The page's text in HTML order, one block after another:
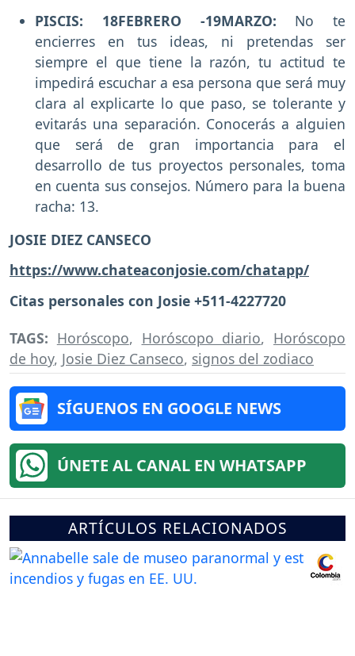
PISCIS: 18FEBRERO -19MARZO: No te
encierres en tus ideas, ni pretendas ser
siempre el que tiene la razón, tu actitud te
impedirá escuchar a esa persona que será muy
clara al explicarte lo que paso, se tolerante y
evitarás una separación. Conocerás a alguien
que será de gran importancia para el
desarrollo de tus proyectos personales, toma
en cuenta sus consejos. Número para la buena
racha: 13.
JOSIE DIEZ CANSECO
https://www.chateaconjosie.com/chatapp/
Citas personales con Josie +511-4227720
TAGS: Horóscopo, Horóscopo diario, Horóscopo
de hoy, Josie Diez Canseco, signos del zodiaco
SÍGUENOS EN GOOGLE NEWS
ÚNETE AL CANAL EN WHATSAPP
ARTÍCULOS RELACIONADOS